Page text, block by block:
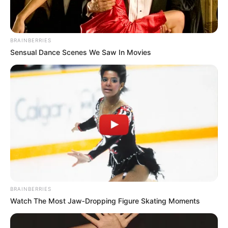
BRAINBERRIES
Sensual Dance Scenes We Saw In Movies
BRAINBERRIES
Watch The Most Jaw‑Dropping Figure Skating Moments